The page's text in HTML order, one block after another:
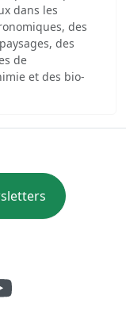
dans les
des
des
de
et des bio-